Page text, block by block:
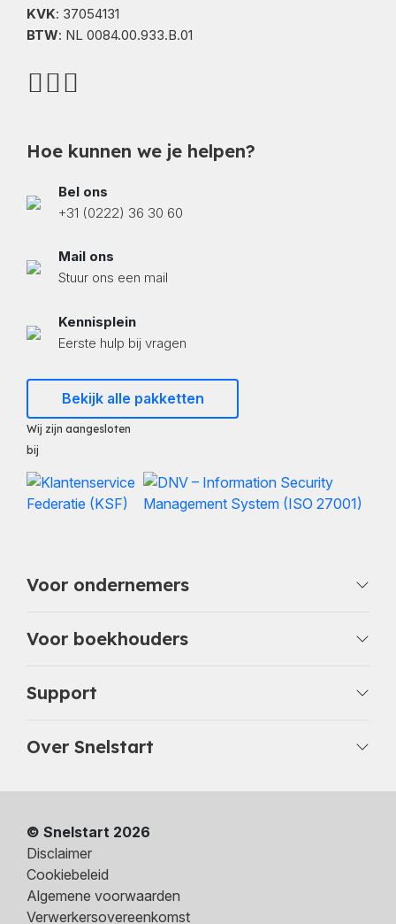
KVK: 37054131
BTW: NL 0084.00.933.B.01
Hoe kunnen we je helpen?
Bel ons
+31 (0222) 36 30 60
Mail ons
Stuur ons een mail
Kennisplein
Eerste hulp bij vragen
Bekijk alle pakketten
Wij zijn aangesloten
bij
Voor ondernemers
Voor boekhouders
Support
Over Snelstart
© Snelstart 2026
Disclaimer
Cookiebeleid
Algemene voorwaarden
Verwerkersovereenkomst